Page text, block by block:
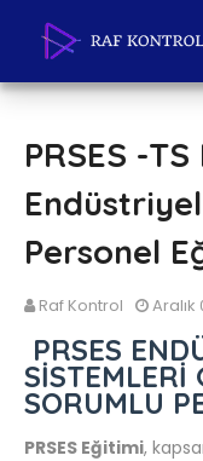
PRSES -TS
Personel
Raf Kontrol Aralık
PRSES
SİSTEMLERİ
SORUMLU
PRSES Eğitimi,